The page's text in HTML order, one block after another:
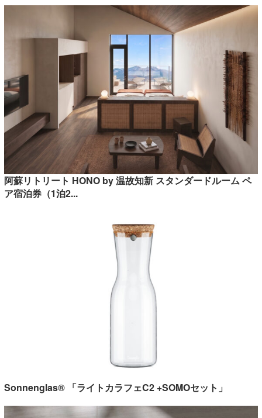
阿蘇リトリート HONO by 温故知新 スタンダードルーム ペ
ア宿泊券（1泊2...
Sonnenglas® 「ライトカラフェC2 +SOMOセット」